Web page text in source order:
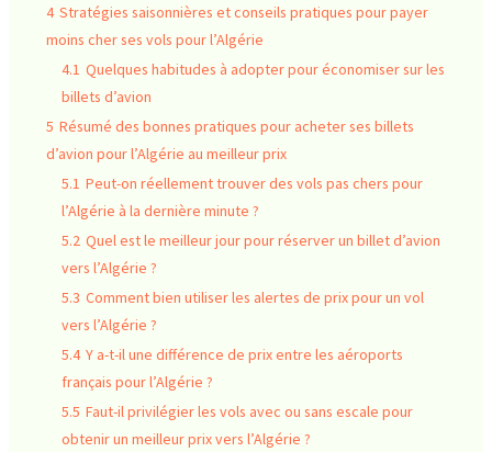
4 Stratégies saisonnières et conseils pratiques pour payer
moins cher ses vols pour l’Algérie
4.1 Quelques habitudes à adopter pour économiser sur les
billets d’avion
5 Résumé des bonnes pratiques pour acheter ses billets
d’avion pour l’Algérie au meilleur prix
5.1 Peut-on réellement trouver des vols pas chers pour
l’Algérie à la dernière minute ?
5.2 Quel est le meilleur jour pour réserver un billet d’avion
vers l’Algérie ?
5.3 Comment bien utiliser les alertes de prix pour un vol
vers l’Algérie ?
5.4 Y a-t-il une différence de prix entre les aéroports
français pour l’Algérie ?
5.5 Faut-il privilégier les vols avec ou sans escale pour
obtenir un meilleur prix vers l’Algérie ?